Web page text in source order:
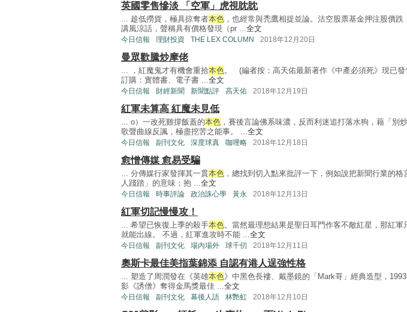
英國零售慘淡 「空軍」虎視眈眈
... 趁低撈貨，極具掠奪者本色 ，也經常與禿鷹相提並論。沽空股票基金押注股價跌
講風涼話，聲稱具有價格發現（pr ...全文
今日信報 理財投資 THE LEX COLUMN 2018年12月20日
曼眾歡騰炒摩佬
... ，紅魔鬼才有機會重拾本色。 (編者按：高天佑最新著作《中產必須死》現已發
訂購：實體書、電子書 ...全文
今日信報 財經新聞 新聞點評 高天佑 2018年12月19日
紅軍未算高 紅魔未見低
... o）一改死雞撐飯蓋的本色 ，賽後言論佛系味濃，反而利迷追打落水狗，藉「別
歌聲曲線反諷，極盡挖苦之能事。 ...全文
今日信報 副刊文化 深度球真 咖哩略 2018年12月18日
愈憎傳媒 愈易受騙
... 分傳媒行家發揮其一貫本色 ，總找到切入點來批評一下，例如說把新聞行業的格
人踐踏」的意味；抱 ...全文
今日信報 時事評論 政治誅心學 黃永 2018年12月13日
紅軍切記慢慢攻！
... 希望已恢復上季的殺手本色。當然最理想結果是聖日耳門作客不敵紅星，那紅軍
就能出線。 不過，紅軍進攻時不能 ...全文
今日信報 副刊文化 場內場外 球千仞 2018年12月11日
奧斯卡最佳美指葉錦添 自認有港人逞強性格
... 塑造了周潤發在《英雄本色》中黑色長褸、戴墨鏡的「Mark哥」經典造型，
影《誘僧》奪得金馬獎最佳 ...全文
今日信報 副刊文化 幕後人語 林艷虹 2018年12月10日